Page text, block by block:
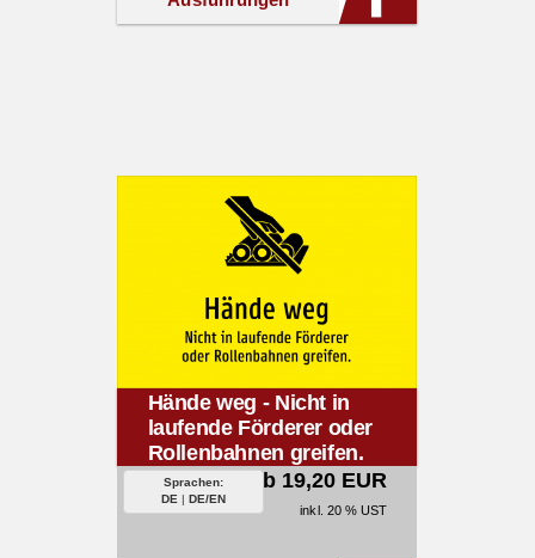
Hände weg - Nicht in
laufende Förderer oder
Rollenbahnen greifen.
Sprachen:
DE | DE/EN
ab 19,20 EUR
inkl. 20 % UST